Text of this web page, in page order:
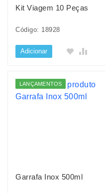
Kit Viagem 10 Peças
Código: 18928
Adicionar
LANÇAMENTOS
Garrafa Inox 500ml